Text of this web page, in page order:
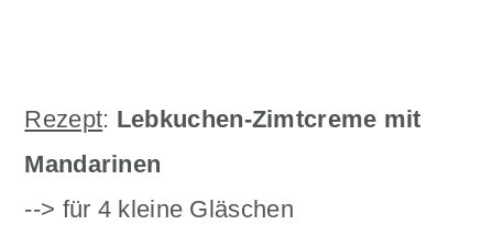
Rezept: Lebkuchen-Zimtcreme mit
Mandarinen
--> für 4 kleine Gläschen